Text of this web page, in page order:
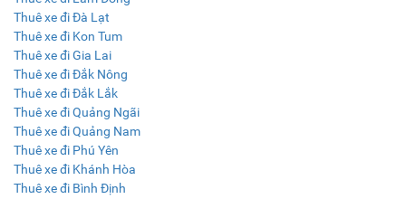
Thuê xe đi Đà Lạt
Thuê xe đi Kon Tum
Thuê xe đi Gia Lai
Thuê xe đi Đắk Nông
Thuê xe đi Đắk Lắk
Thuê xe đi Quảng Ngãi
Thuê xe đi Quảng Nam
Thuê xe đi Phú Yên
Thuê xe đi Khánh Hòa
Thuê xe đi Bình Định